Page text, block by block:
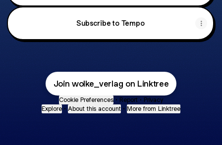
Subscribe to Tempo
Join wolke_verlag on Linktree
Cookie Preferences • Report • Privacy
Explore • About this account • More from Linktree